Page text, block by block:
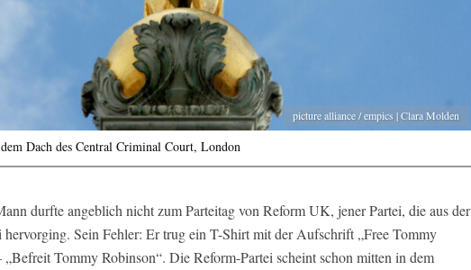
picture alliance / empics | Clara Molden
Dach des Central Criminal Court, London
durfte angeblich nicht zum Parteitag von Reform UK, jener Partei, die aus der
hervorging. Sein Fehler: Er trug ein T-Shirt mit der Aufschrift „Free Tommy
„Befreit Tommy Robinson“. Die Reform-Partei scheint schon mitten in dem